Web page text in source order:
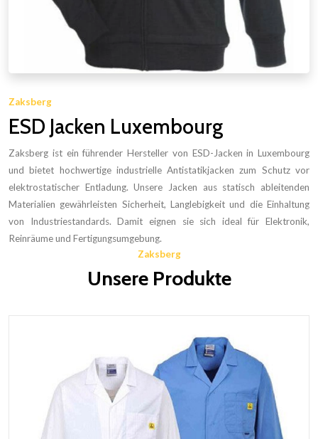
Zaksberg
ESD Jacken Luxembourg
Zaksberg ist ein führender Hersteller von ESD-Jacken in Luxembourg
und bietet hochwertige industrielle Antistatikjacken zum Schutz vor
elektrostatischer Entladung. Unsere Jacken aus statisch ableitenden
Materialien gewährleisten Sicherheit, Langlebigkeit und die Einhaltung
von Industriestandards. Damit eignen sie sich ideal für Elektronik,
Reinräume und Fertigungsumgebung.
Zaksberg
Unsere Produkte